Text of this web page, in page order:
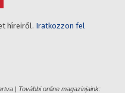
híreiről. Iratkozzon fel
| További online magazinjaink: